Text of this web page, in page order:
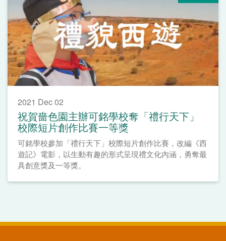
2021 Dec 02
祝賀嗇色園主辦可銘學校奪「禮行天下」
校際短片創作比賽一等獎
可銘學校參加「禮行天下」校際短片創作比賽，改編《西
遊記》電影，以生動有趣的形式呈現禮文化內涵，勇奪最
具創意獎及一等獎。